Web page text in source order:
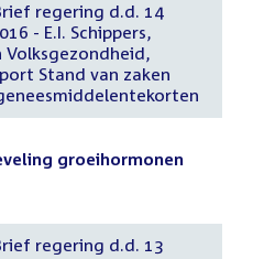
regering d.d. 14
- E.I. Schippers,
Volksgezondheid,
Stand van zaken
groeihormonen
regering d.d. 13